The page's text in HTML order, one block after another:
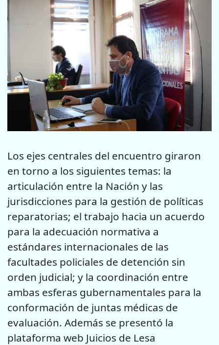
Los ejes centrales del encuentro giraron
en torno a los siguientes temas: la
articulación entre la Nación y las
jurisdicciones para la gestión de políticas
reparatorias; el trabajo hacia un acuerdo
para la adecuación normativa a
estándares internacionales de las
facultades policiales de detención sin
orden judicial; y la coordinación entre
ambas esferas gubernamentales para la
conformación de juntas médicas de
evaluación. Además se presentó la
plataforma web Juicios de Lesa